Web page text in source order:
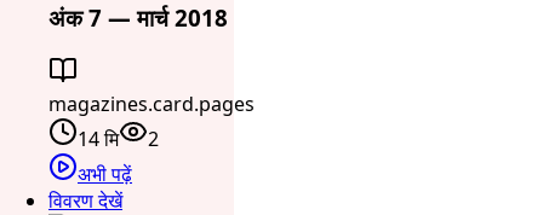
अंक 7 — मार्च 2018
magazines.card.pages
14 मि
2
अभी पढ़ें
विवरण देखें